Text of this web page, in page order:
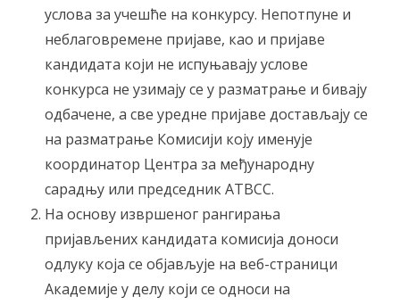
услова за учешће на конкурсу. Непотпуне и
неблаговремене пријаве, као и пријаве
кандидата који не испуњавају услове
конкурса не узимају се у разматрање и бивају
одбачене, а све уредне пријаве достављају се
на разматрање Комисији коју именује
координатор Центра за међународну
сарадњу или председник АТВСС.
На основу извршеног рангирања
пријављених кандидата комисија доноси
одлуку која се објављује на веб-страници
Академије у делу који се односи на